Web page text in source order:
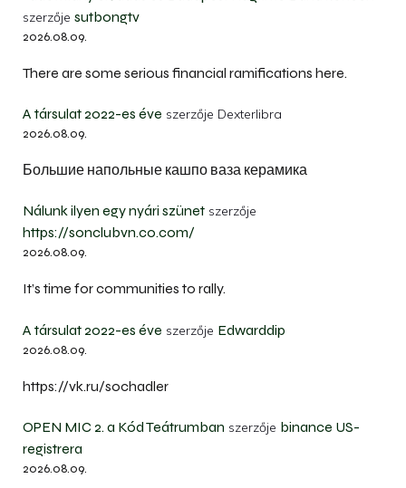
szerzője sutbongtv
2026.08.09.
There are some serious financial ramifications here.
A társulat 2022-es éve szerzője Dexterlibra
2026.08.09.
Большие напольные кашпо ваза керамика
Nálunk ilyen egy nyári szünet szerzője
https://sonclubvn.co.com/
2026.08.09.
It’s time for communities to rally.
A társulat 2022-es éve szerzője Edwarddip
2026.08.09.
https://vk.ru/sochadler
OPEN MIC 2. a Kód Teátrumban szerzője binance US-
registrera
2026.08.09.